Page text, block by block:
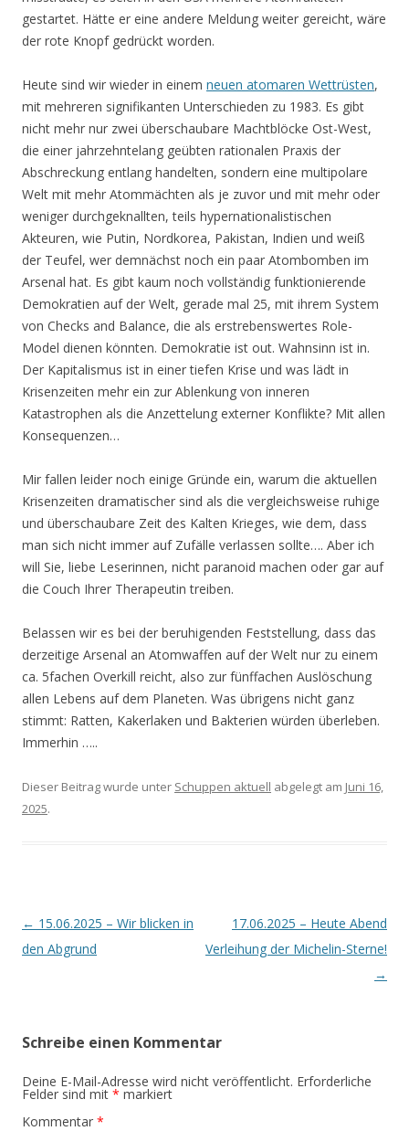
gestartet. Hätte er eine andere Meldung weiter gereicht, wäre
der rote Knopf gedrückt worden.
Heute sind wir wieder in einem neuen atomaren Wettrüsten,
mit mehreren signifikanten Unterschieden zu 1983. Es gibt
nicht mehr nur zwei überschaubare Machtblöcke Ost-West,
die einer jahrzehntelang geübten rationalen Praxis der
Abschreckung entlang handelten, sondern eine multipolare
Welt mit mehr Atommächten als je zuvor und mit mehr oder
weniger durchgeknallten, teils hypernationalistischen
Akteuren, wie Putin, Nordkorea, Pakistan, Indien und weiß
der Teufel, wer demnächst noch ein paar Atombomben im
Arsenal hat. Es gibt kaum noch vollständig funktionierende
Demokratien auf der Welt, gerade mal 25, mit ihrem System
von Checks and Balance, die als erstrebenswertes Role-
Model dienen könnten. Demokratie ist out. Wahnsinn ist in.
Der Kapitalismus ist in einer tiefen Krise und was lädt in
Krisenzeiten mehr ein zur Ablenkung von inneren
Katastrophen als die Anzettelung externer Konflikte? Mit allen
Konsequenzen…
Mir fallen leider noch einige Gründe ein, warum die aktuellen
Krisenzeiten dramatischer sind als die vergleichsweise ruhige
und überschaubare Zeit des Kalten Krieges, wie dem, dass
man sich nicht immer auf Zufälle verlassen sollte…. Aber ich
will Sie, liebe Leserinnen, nicht paranoid machen oder gar auf
die Couch Ihrer Therapeutin treiben.
Belassen wir es bei der beruhigenden Feststellung, dass das
derzeitige Arsenal an Atomwaffen auf der Welt nur zu einem
ca. 5fachen Overkill reicht, also zur fünffachen Auslöschung
allen Lebens auf dem Planeten. Was übrigens nicht ganz
stimmt: Ratten, Kakerlaken und Bakterien würden überleben.
Immerhin …..
Dieser Beitrag wurde unter Schuppen aktuell abgelegt am Juni 16,
2025.
Artikel-
Navigation
← 15.06.2025 – Wir blicken in
den Abgrund
17.06.2025 – Heute Abend
Verleihung der Michelin-Sterne!
→
Schreibe einen Kommentar
Deine E-Mail-Adresse wird nicht veröffentlicht. Erforderliche
Felder sind mit * markiert
Kommentar *